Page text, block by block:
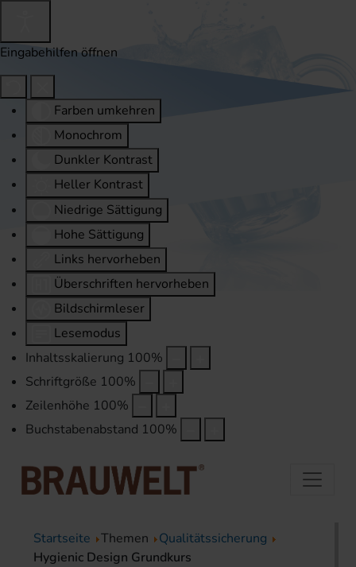
Eingabehilfen öffnen
Farben umkehren
Monochrom
Dunkler Kontrast
Heller Kontrast
Niedrige Sättigung
Hohe Sättigung
Links hervorheben
Überschriften hervorheben
Bildschirmleser
Lesemodus
Inhaltsskalierung 100%
Schriftgröße 100%
Zeilenhöhe 100%
Buchstabenabstand 100%
Startseite Themen
Qualitätssicherung
Hygienic Design Grundkurs